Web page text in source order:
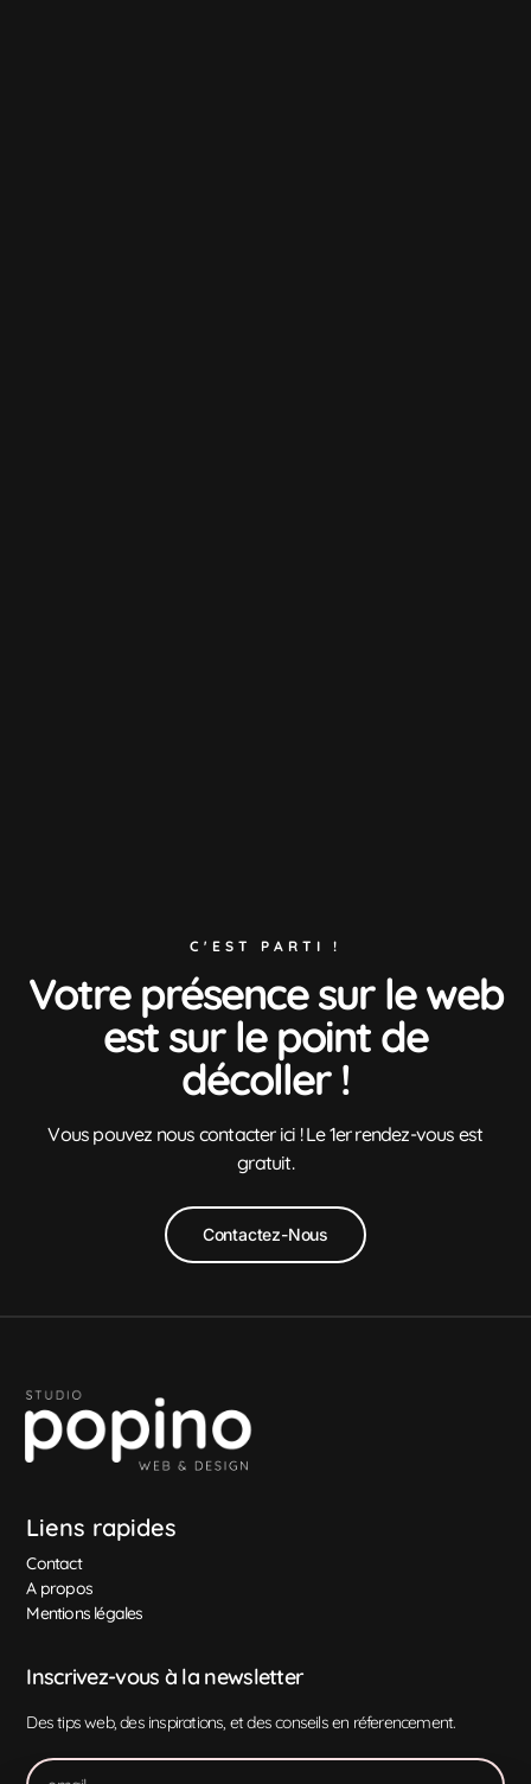
C'EST PARTI !
Votre présence sur le web
est sur le point de
décoller !
Vous pouvez nous contacter ici ! Le 1er rendez-vous est
gratuit.
Contactez-Nous
Liens rapides
Contact
A propos
Mentions légales
Inscrivez-vous à la newsletter
Des tips web, des inspirations, et des conseils en réferencement.